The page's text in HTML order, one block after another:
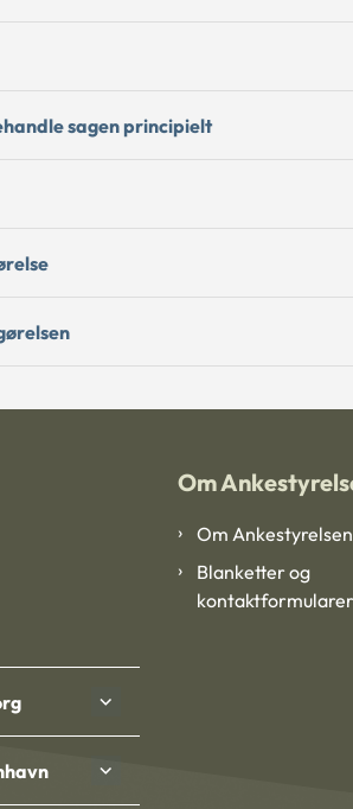
sagen principielt
Om
Om Ankestyrelsen
Blanketter og
kontaktformularer